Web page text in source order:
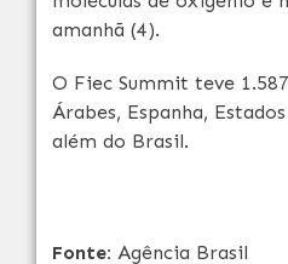
amanhã (4).
O Fiec Summit teve
Árabes, Espanha,
além do Brasil.
Fonte: Agência Brasil